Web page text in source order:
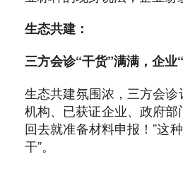
生态共建：
三方会诊“干货”满满，企业
生态共建氛围浓，三方会
机构、已获证企业、政府部
回去就准备材料申报！”这
干”。